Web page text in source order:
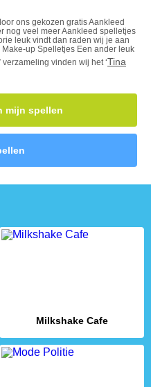
ons gekozen gratis Aankleed
nog veel meer Aankleed spelletjes
leuk vindt dan raden wij je aan
up Spelletjes Een ander leuk
vinden wij het ‘Tina
mijn spellen
Milkshake Cafe